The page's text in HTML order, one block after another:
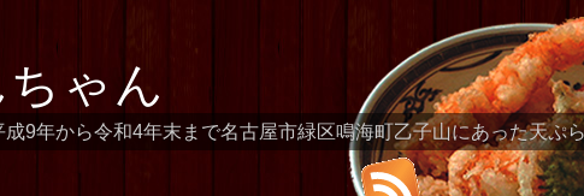
ゃん
9年から令和4年末まで名古屋市緑区鳴海町乙子山にあった天ぷ